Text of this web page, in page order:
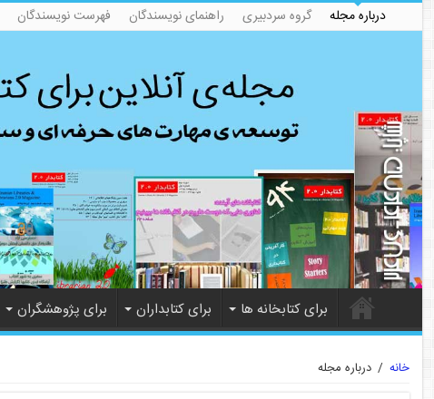
درباره مجله گروه سردبیری راهنمای نویسندگان فهرست نویسندگان
برای کتابخانه ها برای کتابداران برای پژوهشگران
خانه / درباره مجله